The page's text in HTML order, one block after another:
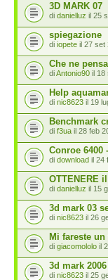
3D MARK 07
di danielluz il 25
spiegazione
di iopete il 27 set
Che ne
diAntonio90 il 18
Help
di nic8623 il 19
Benchmark
di f3ua il 28 feb
Conroe 6400
di download il 24
OTTENERE
di danielluz il 15
3d mark 03
di nic8623 il 26
Mi fareste
di giacomololo il
3d mark
di nic8623 il 25